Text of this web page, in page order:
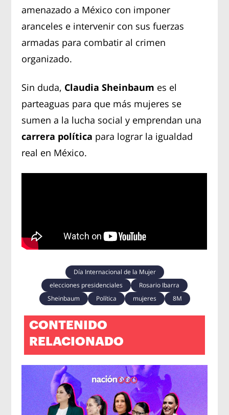
amenazado a México con imponer
aranceles e intervenir con sus fuerzas
armadas para combatir al crimen
organizado.
Sin duda, Claudia Sheinbaum es el
parteaguas para que más mujeres se
sumen a la lucha social y emprendan una
carrera política para lograr la igualdad
real en México.
Día Internacional de la Mujer
elecciones presidenciales
Rosario Ibarra
Sheinbaum
Política mujeres 8M
CONTENIDO
RELACIONADO